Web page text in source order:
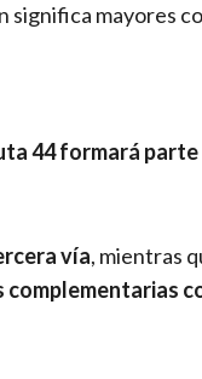
significa mayores
44 formará
vía, mientras